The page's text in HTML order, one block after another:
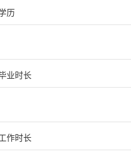
历
业时长
作时长